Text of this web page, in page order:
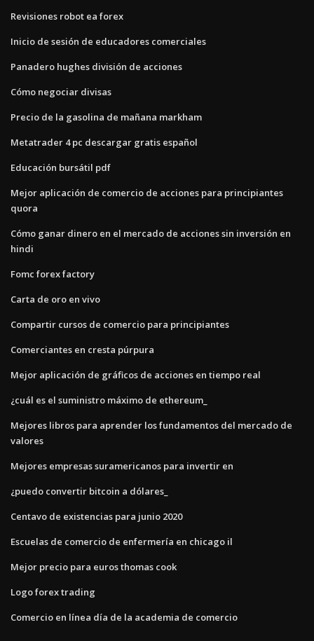
Revisiones robot ea forex
Inicio de sesión de educadores comerciales
Panadero hughes división de acciones
Cómo negociar divisas
Precio de la gasolina de mañana markham
Metatrader 4 pc descargar gratis español
Educación bursátil pdf
Mejor aplicación de comercio de acciones para principiantes
quora
Cómo ganar dinero en el mercado de acciones sin inversión en
hindi
Fomc forex factory
Carta de oro en vivo
Compartir cursos de comercio para principiantes
Comerciantes en cresta púrpura
Mejor aplicación de gráficos de acciones en tiempo real
¿cuál es el suministro máximo de ethereum_
Mejores libros para aprender los fundamentos del mercado de
valores
Mejores empresas suramericanos para invertir en
¿puedo convertir bitcoin a dólares_
Centavo de existencias para junio 2020
Escuelas de comercio de enfermería en chicago il
Mejor precio para euros thomas cook
Logo forex trading
Comercio en línea día de la academia de comercio